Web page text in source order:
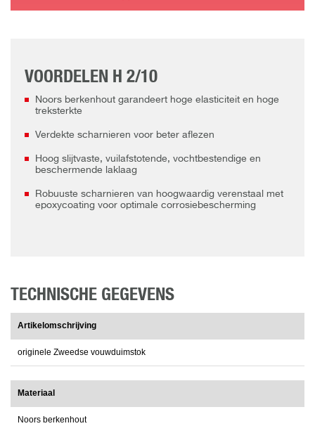
VOORDELEN H 2/10
Noors berkenhout garandeert hoge elasticiteit en hoge
treksterkte
Verdekte scharnieren voor beter aflezen
Hoog slijtvaste, vuilafstotende, vochtbestendige en
beschermende laklaag
Robuuste scharnieren van hoogwaardig verenstaal met
epoxycoating voor optimale corrosiebescherming
TECHNISCHE GEGEVENS
Artikelomschrijving
originele Zweedse vouwduimstok
Materiaal
Noors berkenhout